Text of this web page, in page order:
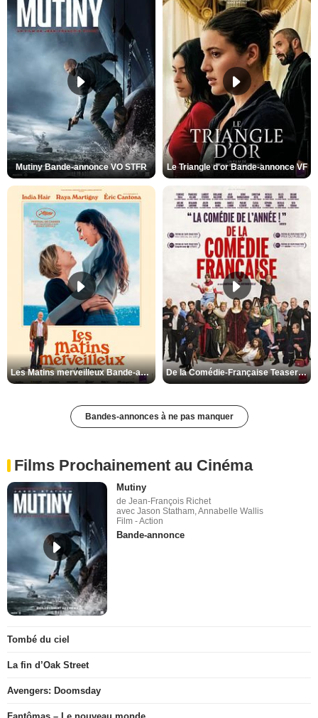
Mutiny Bande-annonce VO STFR Le Triangle d'or Bande-annonce VF
Les Matins merveilleux Bande-annonce VF De la Comédie-Française Teaser VF
Bandes-annonces à ne pas manquer
Films Prochainement au Cinéma
Mutiny
de Jean-François Richet
avec Jason Statham, Annabelle Wallis
Film - Action
Bande-annonce
Tombé du ciel
La fin d’Oak Street
Avengers: Doomsday